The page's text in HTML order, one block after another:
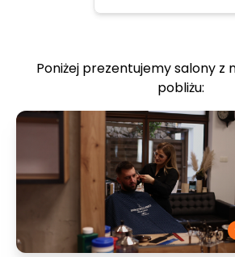
Poniżej prezentujemy salony z
pobliżu: